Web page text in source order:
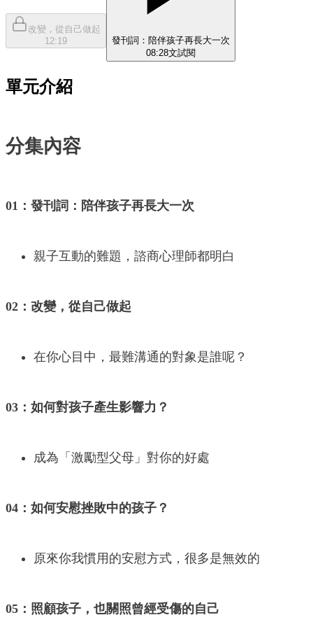
改變，從自己做起
12:19
發刊詞：陪伴孩子再長大一次
08:28文試閱
單元介紹
分集內容
01：發刊詞：陪伴孩子再長大一次
親子互動的難題，諮商心理師都明白
02：改變，從自己做起
在你心目中，最難溝通的對象是誰呢？
03：如何對孩子產生影響力？
成為「激勵型父母」對你的好處
04：如何安慰挫敗中的孩子？
原來你我慣用的安慰方式，很多是無效的
05：照顧孩子，也關照曾經受傷的自己